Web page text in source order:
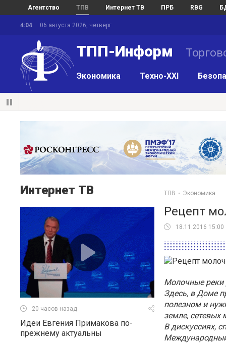
Агентство ТПВ Интернет ТВ ПРБ RBG
4:04 06 августа 2026, четверг
ТПП-Информ
Экономика Техно-XXI
Интернет ТВ
20 часов назад
Идеи Евгения Примакова по-
прежнему актуальны
ТПВ Экономика
Рецепт
18.11.2016 15:00
Молочные реки
Здесь, в Доме
полезном и
земле, сетевых
В дискуссиях,